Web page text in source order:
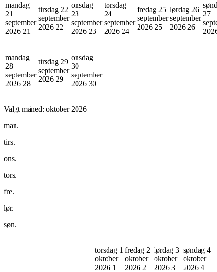
mandag
21
september
2026 21
tirsdag 22
september
2026 22
onsdag
23
september
2026 23
torsdag
24
september
2026 24
fredag 25
september
2026 25
lørdag 26
september
2026 26
27
mandag
28
september
2026 28
tirsdag 29
september
2026 29
onsdag
30
september
2026 30
Valgt måned: oktober 2026
man.
tirs.
ons.
tors.
fre.
lør.
søn.
torsdag 1
oktober
2026 1
fredag 2
oktober
2026 2
lørdag 3
oktober
2026 3
søndag 4
oktober
2026 4